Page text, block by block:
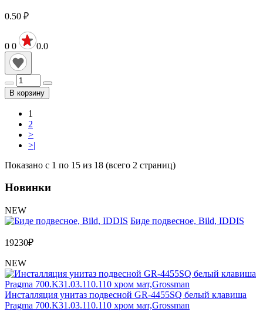
0.50 ₽
0 0 0.0
В корзину
1
2
>
>|
Показано с 1 по 15 из 18 (всего 2 страниц)
Новинки
NEW
Биде подвесное, Bild, IDDIS
19230₽
NEW
Инсталляция унитаз подвесной GR-4455SQ белый клавиша
Pragma 700.K31.03.110.110 хром мат,Grossman